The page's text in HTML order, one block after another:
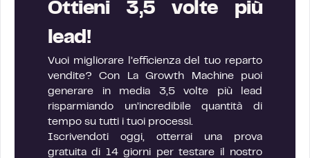
Ottieni 3,5 volte più
lead!
Vuoi migliorare l’efficienza del tuo reparto
vendite? Con La Growth Machine puoi
generare in media 3,5 volte più lead
risparmiando un’incredibile quantità di
tempo su tutti i tuoi processi.
Iscrivendoti oggi, otterrai una prova
gratuita di 14 giorni per testare il nostro